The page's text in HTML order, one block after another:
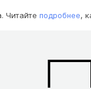
Читайте подробнее,